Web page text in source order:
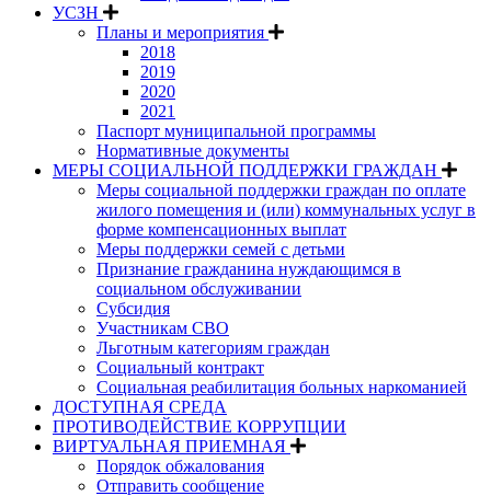
УСЗН
Планы и мероприятия
2018
2019
2020
2021
Паспорт муниципальной программы
Нормативные документы
МЕРЫ СОЦИАЛЬНОЙ ПОДДЕРЖКИ ГРАЖДАН
Меры социальной поддержки граждан по оплате
жилого помещения и (или) коммунальных услуг в
форме компенсационных выплат
Меры поддержки семей с детьми
Признание гражданина нуждающимся в
социальном обслуживании
Субсидия
Участникам СВО
Льготным категориям граждан
Социальный контракт
Социальная реабилитация больных наркоманией
ДОСТУПНАЯ СРЕДА
ПРОТИВОДЕЙСТВИЕ КОРРУПЦИИ
ВИРТУАЛЬНАЯ ПРИЕМНАЯ
Порядок обжалования
Отправить сообщение